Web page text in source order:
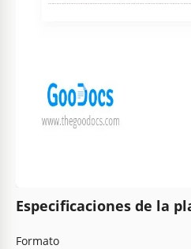
Especificaciones de la
Formato